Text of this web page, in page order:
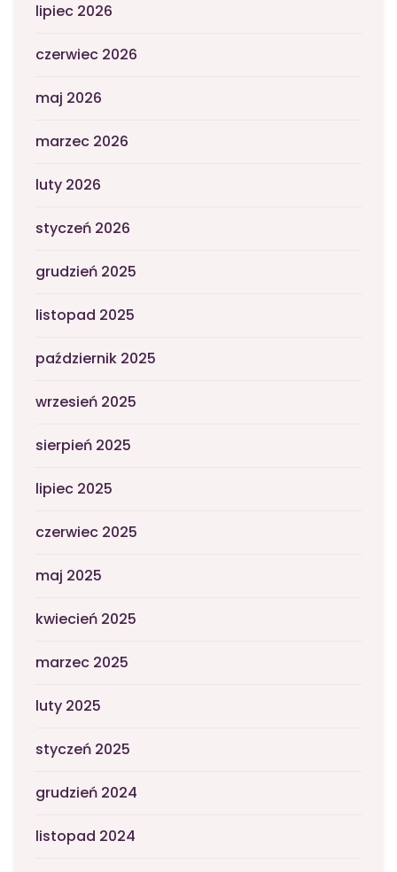
lipiec 2026
czerwiec 2026
maj 2026
marzec 2026
luty 2026
styczeń 2026
grudzień 2025
listopad 2025
październik 2025
wrzesień 2025
sierpień 2025
lipiec 2025
czerwiec 2025
maj 2025
kwiecień 2025
marzec 2025
luty 2025
styczeń 2025
grudzień 2024
listopad 2024